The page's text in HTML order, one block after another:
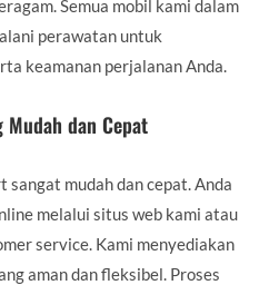
Semua mobil kami dalam
perawatan untuk
keamanan perjalanan Anda.
Mudah dan Cepat
mudah dan cepat. Anda
melalui situs web kami atau
service. Kami menyediakan
aman dan fleksibel. Proses